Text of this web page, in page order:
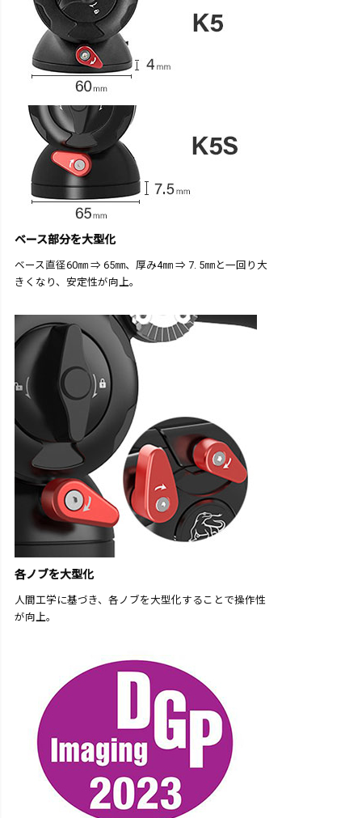
ベース部分を大型化
ベース直径60㎜ ⇒ 65㎜、厚み4㎜ ⇒ 7. 5㎜と一回り大
きくなり、安定性が向上。
各ノブを大型化
人間工学に基づき、各ノブを大型化することで操作性
が向上。